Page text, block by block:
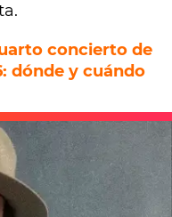
concierto de
dónde y cuándo